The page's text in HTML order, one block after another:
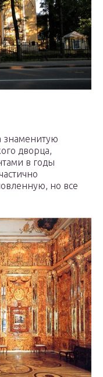
знаменитую
дворца,
в годы
но все